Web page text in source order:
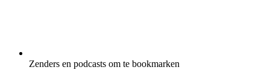
Zenders en podcasts om te bookmarken